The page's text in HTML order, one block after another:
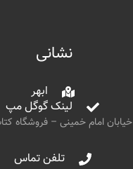
نشانی
ابهر
لینک گوگل مپ
خیابان امام خمینی – فروشگاه
تلفن تماس